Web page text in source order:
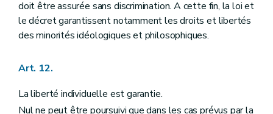
Art. 134
Sous-section III Dispositions spéciales
Art. 135
Art. 136
Art. 140
Chapitre V DE LA COUR D'ARBITRAGE, DE LA PREVENTION ET DU REGLEMENT DE CONFLITS
doit être assurée sans discrimination. A cette fin, la loi et
le décret garantissent notamment les droits et libertés
des minorités idéologiques et philosophiques.
Art. 12.
La liberté individuelle est garantie.
Nul ne peut être poursuivi que dans les cas prévus par la